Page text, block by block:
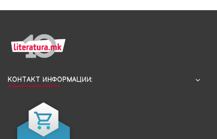
КОНТАКТ ИНФОРМАЦИИ: